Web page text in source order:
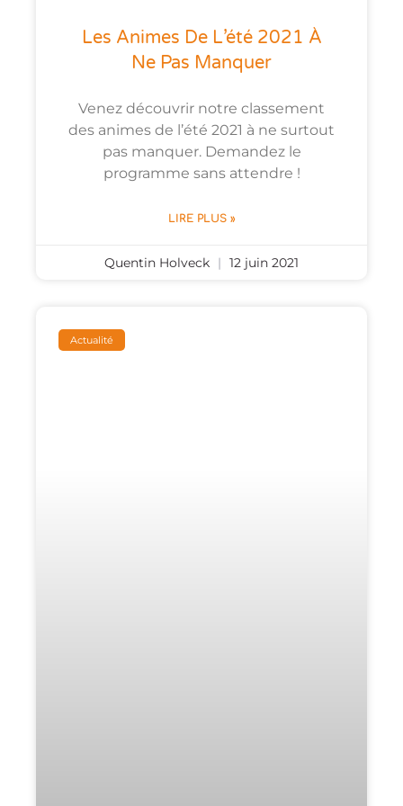
Les Animes De L’été 2021 À
Ne Pas Manquer
Venez découvrir notre classement
des animes de l’été 2021 à ne surtout
pas manquer. Demandez le
programme sans attendre !
LIRE PLUS »
Quentin Holveck 12 juin 2021
Actualité